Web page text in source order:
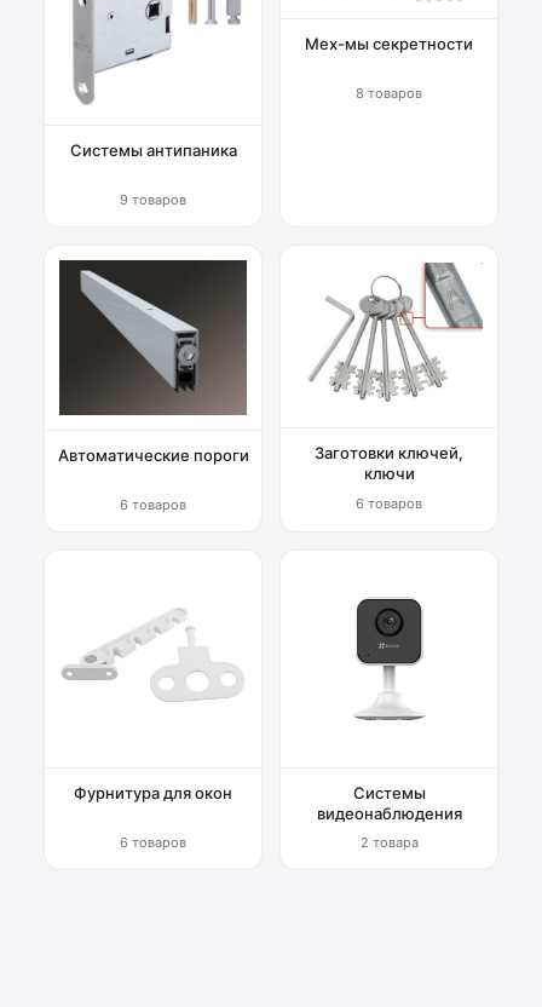
Системы антипаника
9 товаров
Мех-мы секретности
8 товаров
Автоматические пороги
6 товаров
Заготовки ключей,
ключи
6 товаров
Фурнитура для окон
6 товаров
Системы
видеонаблюдения
2 товара